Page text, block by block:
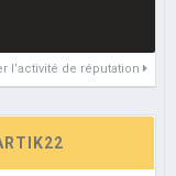
l’activité de réputation